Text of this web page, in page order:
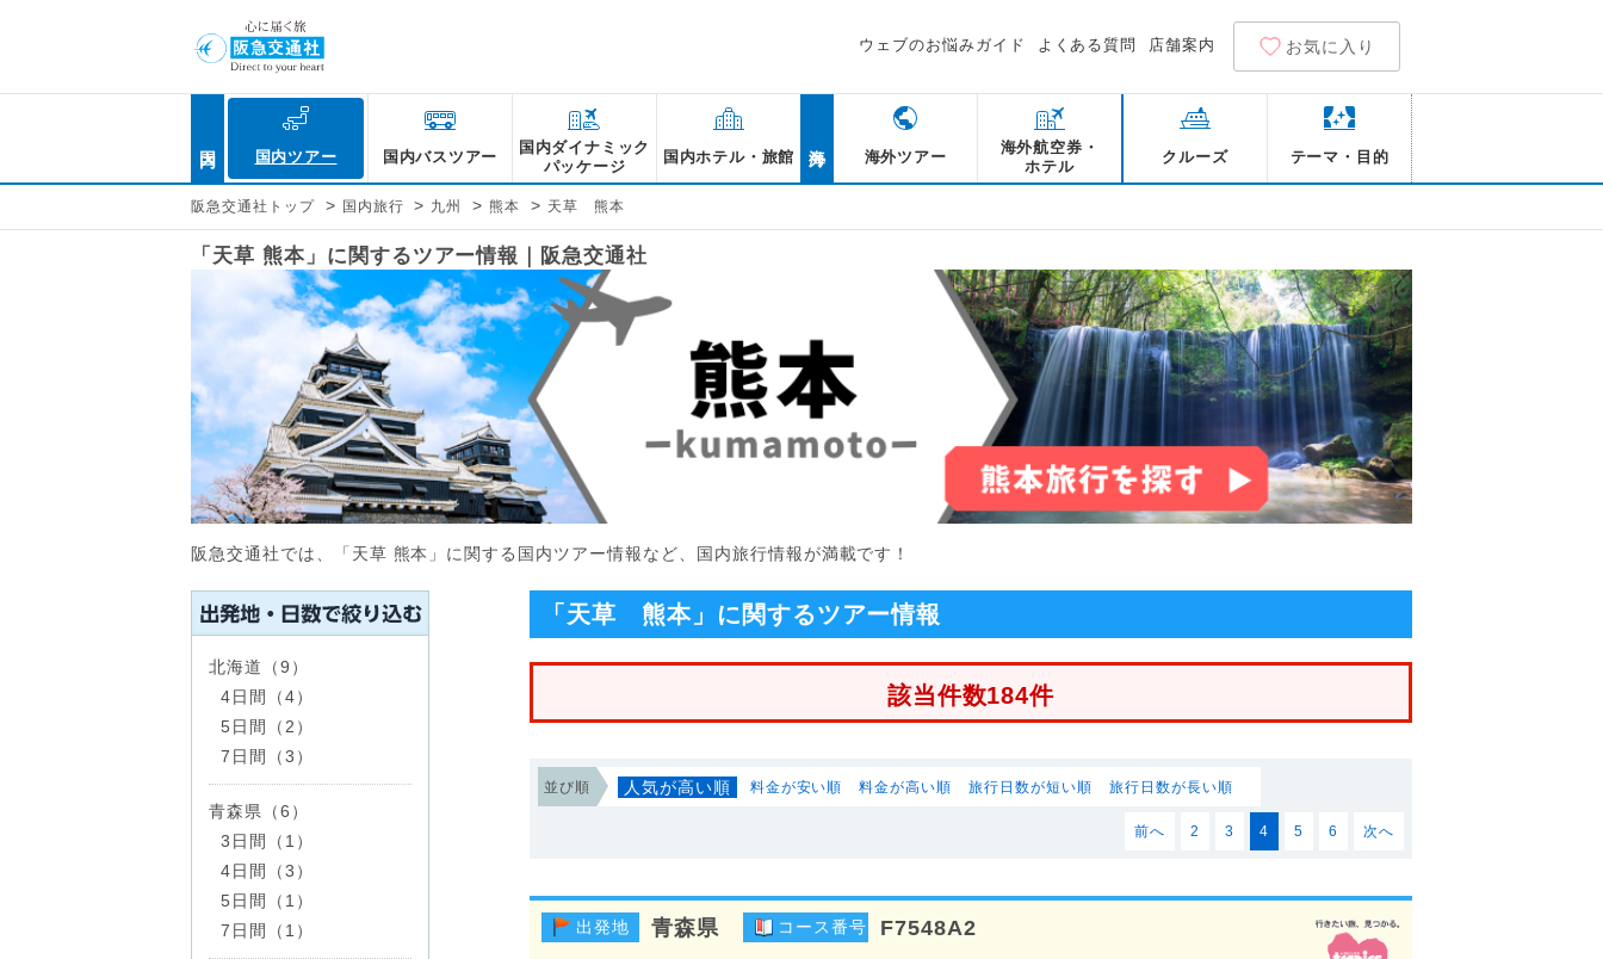
ウェブのお悩みガイド よくある質問 店舗案内 お気に入り
国内ツアー 国内バスツアー
国内ダイナミック
パッケージ
国内ホテル・旅館 海外ツアー
海外航空券・
ホテル
クルーズ テーマ・目的
阪急交通社トップ > 国内旅行 > 九州 > 熊本 > 天草 熊本
「天草 熊本」に関するツアー情報｜阪急交通社
阪急交通社では、「天草 熊本」に関する国内ツアー情報など、国内旅行情報が満載です！
「天草 熊本」に関するツアー情報
該当件数184件
並び順 人気が高い順 料金が安い順 料金が高い順 旅行日数が短い順 旅行日数が長い順
前へ 2 3 4 5 6 次へ
出発地 青森県 コース番号 F7548A2
北海道（9）
4日間（4）
5日間（2）
7日間（3）
青森県（6）
3日間（1）
4日間（3）
5日間（1）
7日間（1）